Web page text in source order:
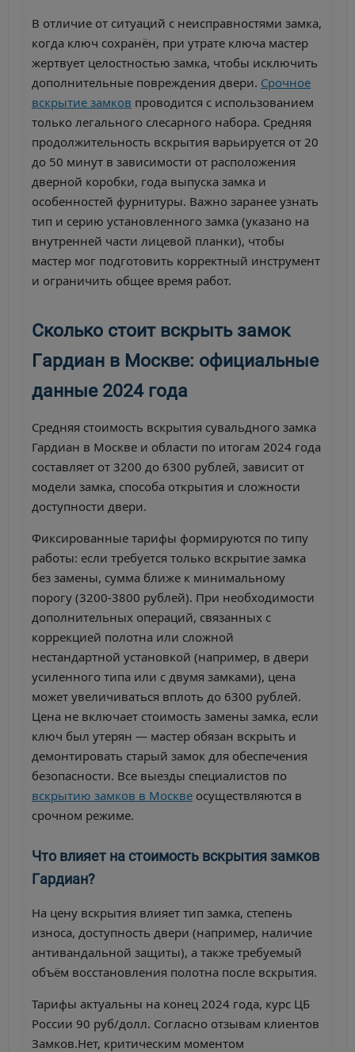
В отличие от ситуаций с неисправностями замка,
когда ключ сохранён, при утрате ключа мастер
жертвует целостностью замка, чтобы исключить
дополнительные повреждения двери. Срочное
вскрытие замков проводится с использованием
только легального слесарного набора. Средняя
продолжительность вскрытия варьируется от 20
до 50 минут в зависимости от расположения
дверной коробки, года выпуска замка и
особенностей фурнитуры. Важно заранее узнать
тип и серию установленного замка (указано на
внутренней части лицевой планки), чтобы
мастер мог подготовить корректный инструмент
и ограничить общее время работ.
Сколько стоит вскрыть замок
Гардиан в Москве: официальные
данные 2024 года
Средняя стоимость вскрытия сувальдного замка
Гардиан в Москве и области по итогам 2024 года
составляет от 3200 до 6300 рублей, зависит от
модели замка, способа открытия и сложности
доступности двери.
Фиксированные тарифы формируются по типу
работы: если требуется только вскрытие замка
без замены, сумма ближе к минимальному
порогу (3200-3800 рублей). При необходимости
дополнительных операций, связанных с
коррекцией полотна или сложной
нестандартной установкой (например, в двери
усиленного типа или с двумя замками), цена
может увеличиваться вплоть до 6300 рублей.
Цена не включает стоимость замены замка, если
ключ был утерян — мастер обязан вскрыть и
демонтировать старый замок для обеспечения
безопасности. Все выезды специалистов по
вскрытию замков в Москвеосуществляются в
срочном режиме.
Что влияет на стоимость вскрытия замков
Гардиан?
На цену вскрытия влияет тип замка, степень
износа, доступность двери (например, наличие
антивандальной защиты), а также требуемый
объём восстановления полотна после вскрытия.
Тарифы актуальны на конец 2024 года, курс ЦБ
России 90 руб/долл. Согласно отзывам клиентов
Замков.Нет, критическим моментом